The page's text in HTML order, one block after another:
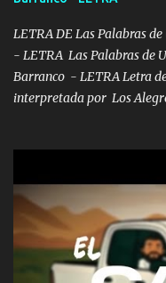
pues hay charola les voy a
LETRA DE Las Palabras
- LETRA Las Palabras de
Barranco - LETRA Letra
interpretada por Los
quiso, él tiempo sigue
seguiré esperando hasta
tengo de mi mente no se
tu papá, a veces me
que tu me escuchas